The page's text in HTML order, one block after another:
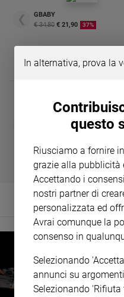
Policy
siamo
Registrati
Redazione
❮
GBABY
€ 34,80 € 21,90 37%
LE GRANDI BASILICHE
€ 64,50
In alternativa, prova la
questo
Riusciamo a fornire
grazie alla pubblicità
Accettando i
nostri partner di
personalizzata ed
Avrai comunque la
consenso in
Selezionando
annunci su
Selezionando